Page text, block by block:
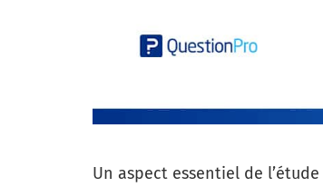
Un aspect essentiel de